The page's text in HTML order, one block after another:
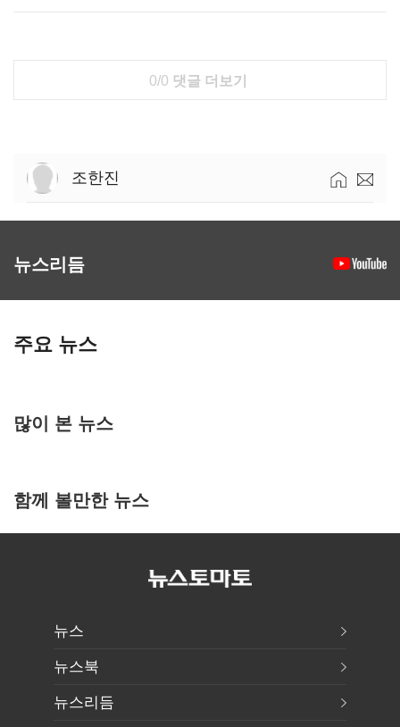
0/0 댓글 더보기
조한진
뉴스리듬
주요 뉴스
많이 본 뉴스
함께 볼만한 뉴스
뉴스
뉴스북
뉴스리듬